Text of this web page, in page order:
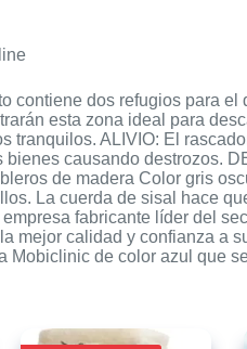
contiene dos refugios para
esta zona ideal para
tranquilos. ALIVIO: El
bienes causando destrozos.
de madera Color gris
La cuerda de sisal hace
fabricante líder del
mejor calidad y confianza a
Mobiclinic de color azul que